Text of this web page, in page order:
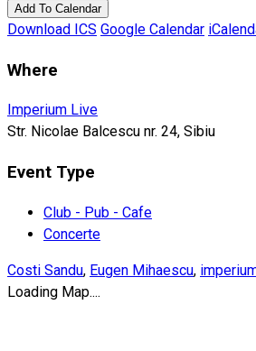
Add To Calendar
Download ICS Google Calendar
Where
Imperium Live
Str. Nicolae Balcescu nr. 24, Sibiu
Event Type
Club - Pub - Cafe
Concerte
Costi Sandu, Eugen Mihaescu,
Loading Map....